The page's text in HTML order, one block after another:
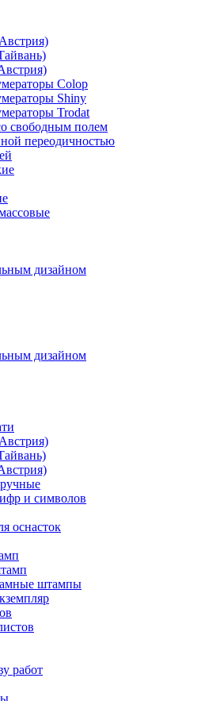
Colop
Shiny
Trodat
свободным полем
переодичностью
дизайном
дизайном
и символов
оснасток
штампы
работ